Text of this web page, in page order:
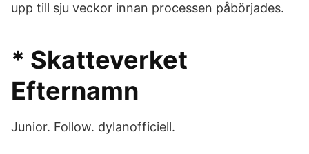
upp till sju veckor innan processen påbörjades.
* Skatteverket
Efternamn
Junior. Follow. dylanofficiell.